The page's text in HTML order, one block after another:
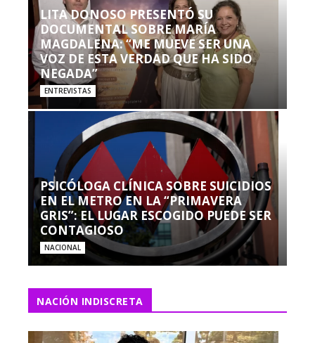
LITA DONOSO PRESENTÓ SU
DOCUMENTAL SOBRE MARÍA
MAGDALENA: “ME MUEVE SER UNA
VOZ DE ESTA VERDAD QUE HA SIDO
NEGADA”
ENTREVISTAS
PSICÓLOGA CLÍNICA SOBRE SUICIDIOS
EN EL METRO EN LA “PRIMAVERA
GRIS”: EL LUGAR ESCOGIDO PUEDE SER
CONTAGIOSO
NACIONAL
NACIÓN INDISCRETA